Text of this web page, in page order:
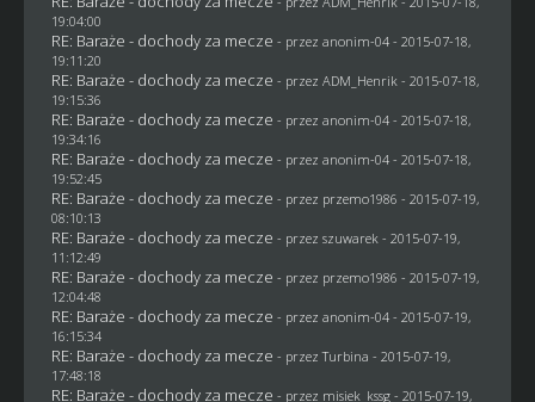
19:04:00
RE: Baraże - dochody za mecze - przez anonim-04- 2015-07-18,
19:11:20
RE: Baraże - dochody za mecze - przez ADM_Henrik - 2015-07-18,
19:15:36
RE: Baraże - dochody za mecze - przez anonim-04- 2015-07-18,
19:34:16
RE: Baraże - dochody za mecze - przez anonim-04- 2015-07-18,
19:52:45
RE: Baraże - dochody za mecze - przez przemo1986 - 2015-07-19,
08:10:13
RE: Baraże - dochody za mecze - przez szuwarek - 2015-07-19,
11:12:49
RE: Baraże - dochody za mecze - przez przemo1986 - 2015-07-19,
12:04:48
RE: Baraże - dochody za mecze - przez anonim-04- 2015-07-19,
16:15:34
RE: Baraże - dochody za mecze - przez Turbina - 2015-07-19,
17:48:18
RE: Baraże - dochody za mecze - przez misiek_kssg- 2015-07-19,